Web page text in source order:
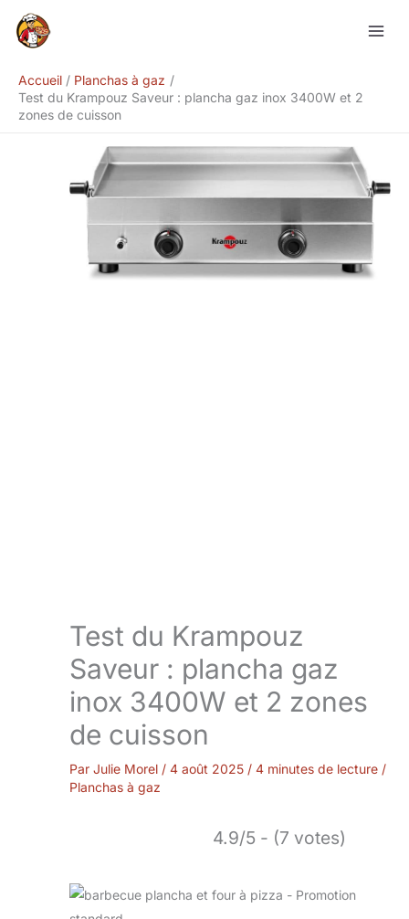
Accueil
Planchas à gaz
Test du Krampouz Saveur : plancha gaz inox 3400W et 2
zones de cuisson
Test du Krampouz
Saveur : plancha gaz
inox 3400W et 2 zones
de cuisson
Par Julie Morel / 4 août 2025 / 4 minutes de lecture /
Planchas à gaz
4.9/5 - (7 votes)
Rechercher